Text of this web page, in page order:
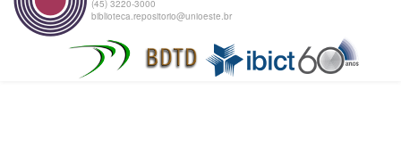
(45) 3220-3000
biblioteca.repositorio@unioeste.br